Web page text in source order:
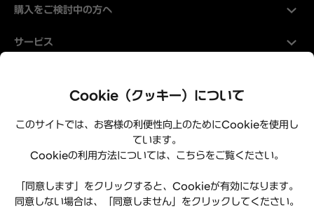
購入をご検討中の方へ
サービス
プライバシーポリシー 利用規約
Cookie（クッキー）について
このサイトでは、お客様の利便性向上のためにCookieを使用し
ています。
Cookieの利用方法については、こちらをご覧ください。
「同意します」をクリックすると、Cookieが有効になります。
同意しない場合は、「同意しません」をクリックしてください。